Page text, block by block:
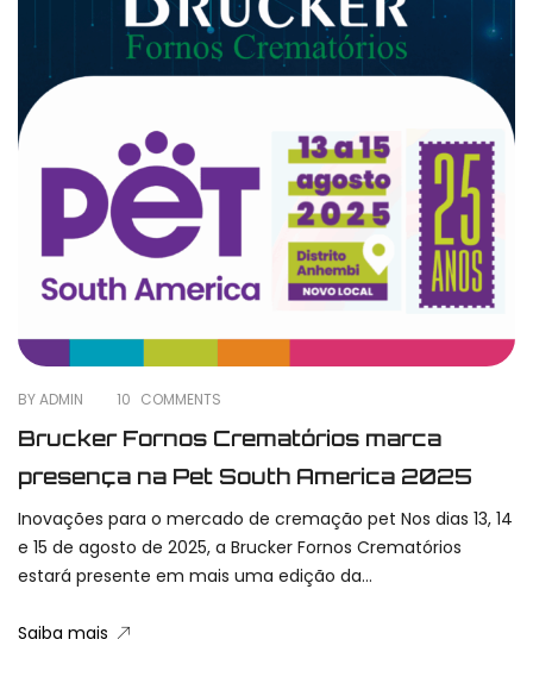
BY ADMIN 10 COMMENTS
Brucker Fornos Crematórios marca
presença na Pet South America 2025
Inovações para o mercado de cremação pet Nos dias 13, 14
e 15 de agosto de 2025, a Brucker Fornos Crematórios
estará presente em mais uma edição da...
Saiba mais